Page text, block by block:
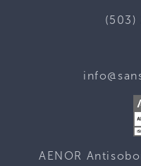
AENOR